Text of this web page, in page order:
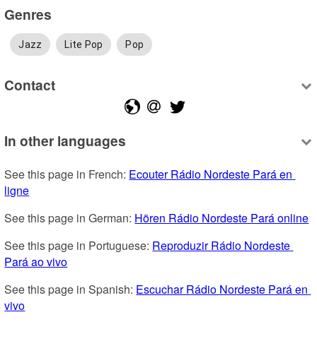
Genres
Jazz Lite Pop Pop
Contact
In other languages
See this page in French: Ecouter Rádio Nordeste Pará en
ligne
See this page in German: Hören Rádio Nordeste Pará online
See this page in Portuguese: Reproduzir Rádio Nordeste
Pará ao vivo
See this page in Spanish: Escuchar Rádio Nordeste Pará en
vivo